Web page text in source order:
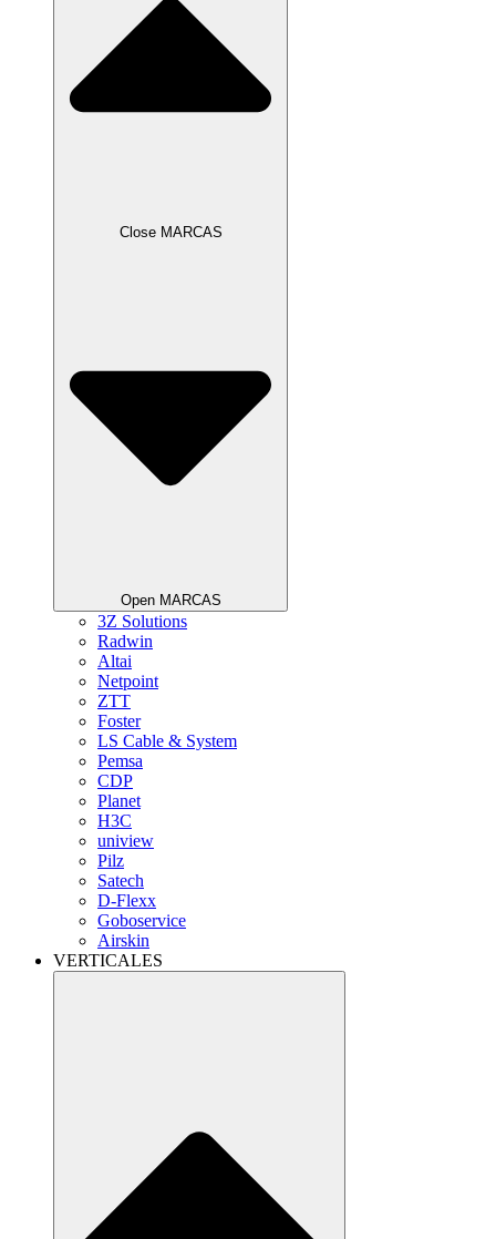
Close MARCAS
Open MARCAS
3Z Solutions
Radwin
Altai
Netpoint
ZTT
Foster
LS Cable & System
Pemsa
CDP
Planet
H3C
uniview
Pilz
Satech
D-Flexx
Goboservice
Airskin
VERTICALES